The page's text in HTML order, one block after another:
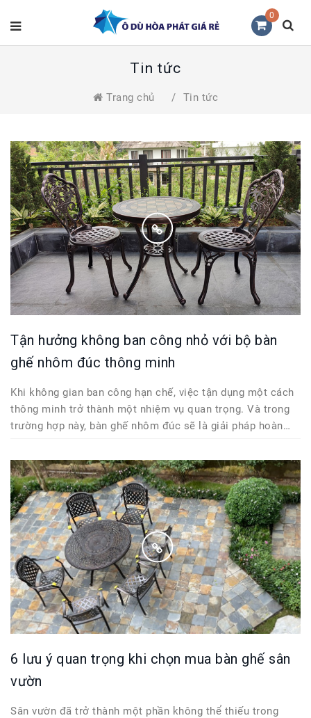
0
Tin tức
Trang chủ / Tin tức
Tận hưởng không ban công nhỏ với bộ bàn
ghế nhôm đúc thông minh
Khi không gian ban công hạn chế, việc tận dụng một cách
thông minh trở thành một nhiệm vụ quan trọng. Và trong
trường hợp này, bàn ghế nhôm đúc sẽ là giải pháp hoàn
kế nhỏ gọn, tính linh...
6 lưu ý quan trọng khi chọn mua bàn ghế sân
vườn
Sân vườn đã trở thành một phần không thể thiếu trong